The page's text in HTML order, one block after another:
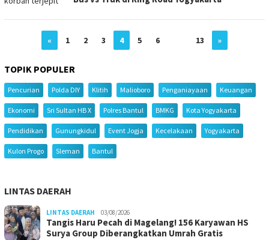
« 1 2 3 4 5 6 13 »
TOPIK POPULER
Pencurian Polda DIY Klitih Malioboro Penganiayaan Keuangan
Ekonomi Sri Sultan HB X Polres Bantul BMKG Kota Yogyakarta
Pendidikan Gunungkidul Event Jogja Kecelakaan Yogyakarta
Kulon Progo Sleman Bantul
LINTAS DAERAH
LINTAS DAERAH 03/08/2026
Tangis Haru Pecah di Magelang! 156 Karyawan HS
Surya Group Diberangkatkan Umrah Gratis